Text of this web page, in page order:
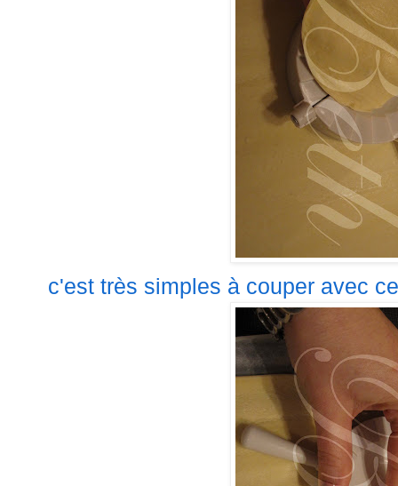
c'est très simples à couper avec